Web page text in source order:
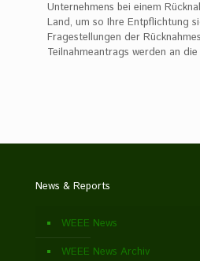
Unternehmens bei einem
Land, um so Ihre Entpflichtung
Fragestellungen der
Teilnahmeantrags werden an
News & Reports
WEEE News
WEEE News Archiv